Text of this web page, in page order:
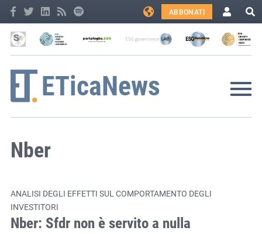
ABBONATI
Nber
ANALISI DEGLI EFFETTI SUL COMPORTAMENTO DEGLI
INVESTITORI
Nber: Sfdr non è servito a nulla